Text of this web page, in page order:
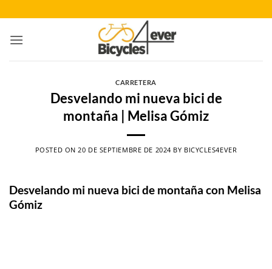
al
contenido
CARRETERA
Desvelando mi nueva bici de
montaña | Melisa Gómiz
POSTED ON 20 DE SEPTIEMBRE DE 2024 BY BICYCLES4EVER
Desvelando mi nueva bici de montaña con Melisa
Gómiz